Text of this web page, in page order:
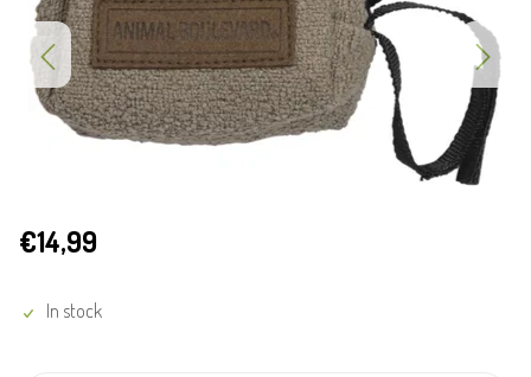
€14,99
In stock